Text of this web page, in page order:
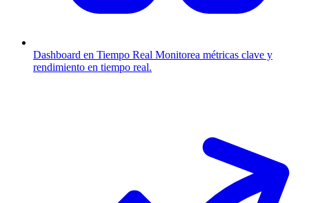
Dashboard en Tiempo Real Monitorea métricas clave y
rendimiento en tiempo real.